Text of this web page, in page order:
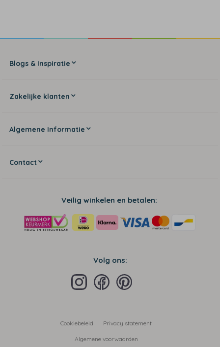
Blogs & Inspiratie
Zakelijke klanten
Algemene Informatie
Contact
Veilig winkelen en betalen:
Volg ons:
Cookiebeleid Privacy statement
Algemene voorwaarden